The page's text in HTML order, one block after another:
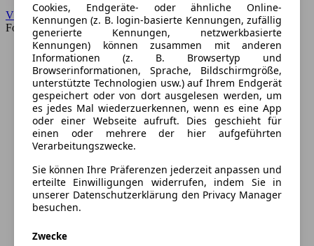
VW
Forum
Cookies, Endgeräte- oder ähnliche Online-
Kennungen (z. B. login-basierte Kennungen, zufällig
generierte Kennungen, netzwerkbasierte
Kennungen) können zusammen mit anderen
Informationen (z. B. Browsertyp und
Browserinformationen, Sprache, Bildschirmgröße,
unterstützte Technologien usw.) auf Ihrem Endgerät
gespeichert oder von dort ausgelesen werden, um
es jedes Mal wiederzuerkennen, wenn es eine App
oder einer Webseite aufruft. Dies geschieht für
einen oder mehrere der hier aufgeführten
Verarbeitungszwecke.
Sie können Ihre Präferenzen jederzeit anpassen und
erteilte Einwilligungen widerrufen, indem Sie in
unserer Datenschutzerklärung den Privacy Manager
besuchen.
Zwecke